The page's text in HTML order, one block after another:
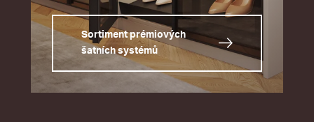
Sortiment prémiových
šatních systémů